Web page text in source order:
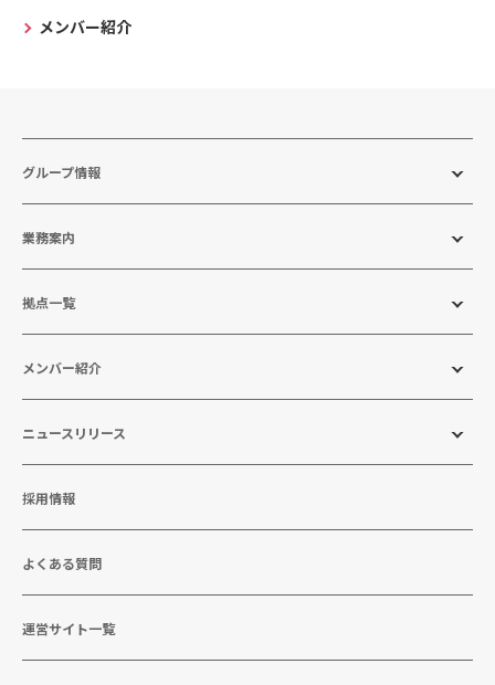
メンバー紹介
グループ情報
業務案内
拠点一覧
メンバー紹介
ニュースリリース
採用情報
よくある質問
運営サイト一覧